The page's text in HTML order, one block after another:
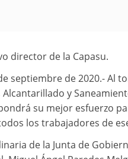
director de la Capasu.
septiembre de 2020.- Al
y
su mejor esfuerzo
los trabajadores de
de la Junta de